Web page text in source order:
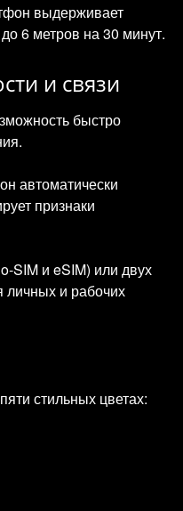
выдерживает
6 метров на 30 минут.
и связи
быстро
автоматически
признаки
и eSIM) или двух
личных и рабочих
стильных цветах: